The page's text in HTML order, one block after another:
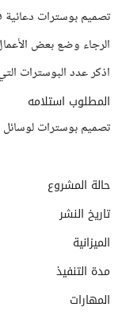
تصميم بوسترات دعائية
الرجاء وضع بعض
اذكر عدد البوسترات
المطلوب استلامه
تصميم بوسترات لوسائل
حالة المشروع
تاريخ النشر
الميزانية
مدة التنفيذ
المهارات